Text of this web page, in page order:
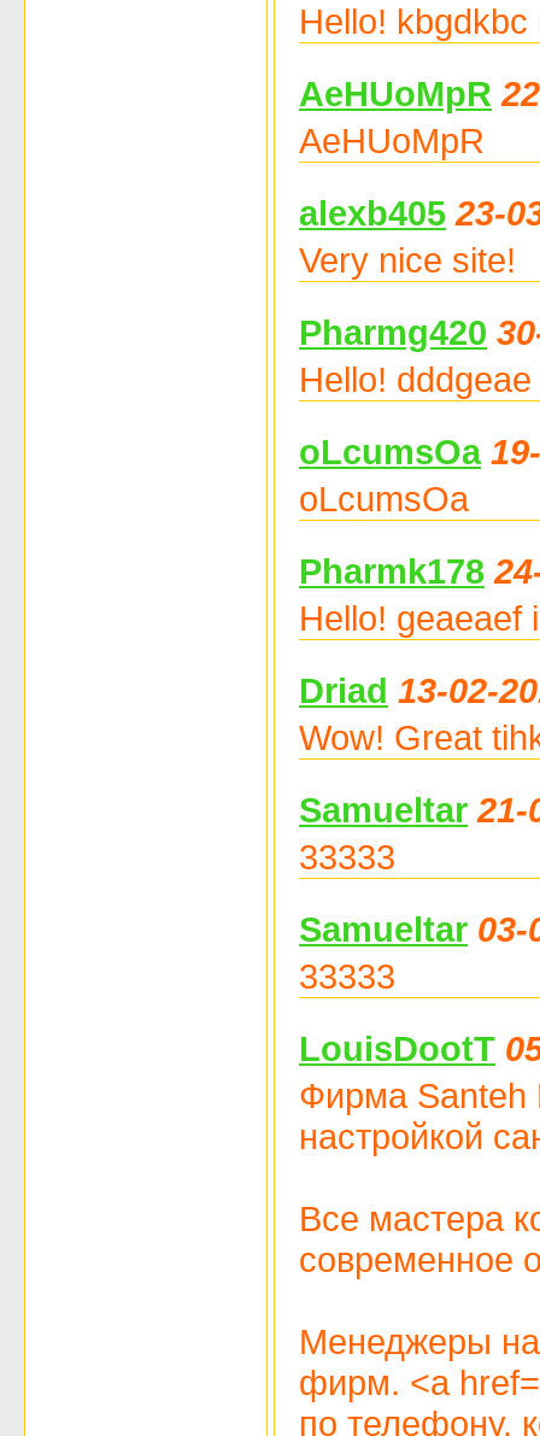
Hello!
AeHUoMpR
AeHUoMpR
alexb405 23-
Very nice site!
Pharmg420
Hello!
oLcumsOa
oLcumsOa
Pharmk178
Hello! geaeaef
Driad 13-02-
Wow! Great
Samueltar 21-
33333
Samueltar 03-
33333
LouisDootT
Фирма Santeh
настройкой
Все мастера
современное
Менеджеры
фирм. <a
по телефону,